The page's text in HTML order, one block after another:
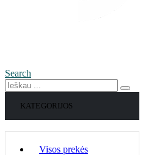
Search
KATEGORIJOS
Visos prekės